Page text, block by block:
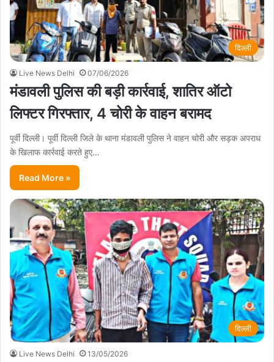
दिल्ली
Live News Delhi 07/06/2026
मंडावली पुलिस की बड़ी कार्रवाई, शातिर ऑटो
लिफ्टर गिरफ्तार, 4 चोरी के वाहन बरामद
पूर्वी दिल्ली। पूर्वी दिल्ली जिले के थाना मंडावली पुलिस ने वाहन चोरी और सड़क अपराध
के खिलाफ कार्रवाई करते हुए…
Read More »
दिल्ली
Live News Delhi 13/05/2026